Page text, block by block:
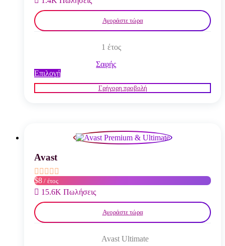
Αγοράστε τώρα
1 έτος
Σαφής
ΕπιλογήΑυτό
το
προϊόν
επιλογές
μπορούν
του
Γρήγορη προβολή
Avast
$8 / έτος
15.6K Πωλήσεις
Αγοράστε τώρα
Avast Ultimate